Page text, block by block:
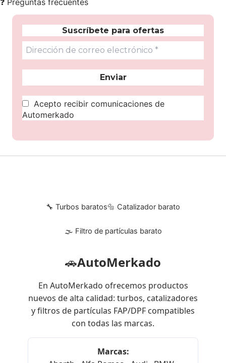
Suscríbete para ofertas
Acepto recibir comunicaciones de
Automerkado
🔧 Turbos baratos🔩 Catalizador barato
🌫 Filtro de partículas barato
🚗AutoMerkado
En AutoMerkado ofrecemos productos
nuevos de alta calidad: turbos, catalizadores
y filtros de partículas FAP/DPF compatibles
con todas las marcas.
Marcas: